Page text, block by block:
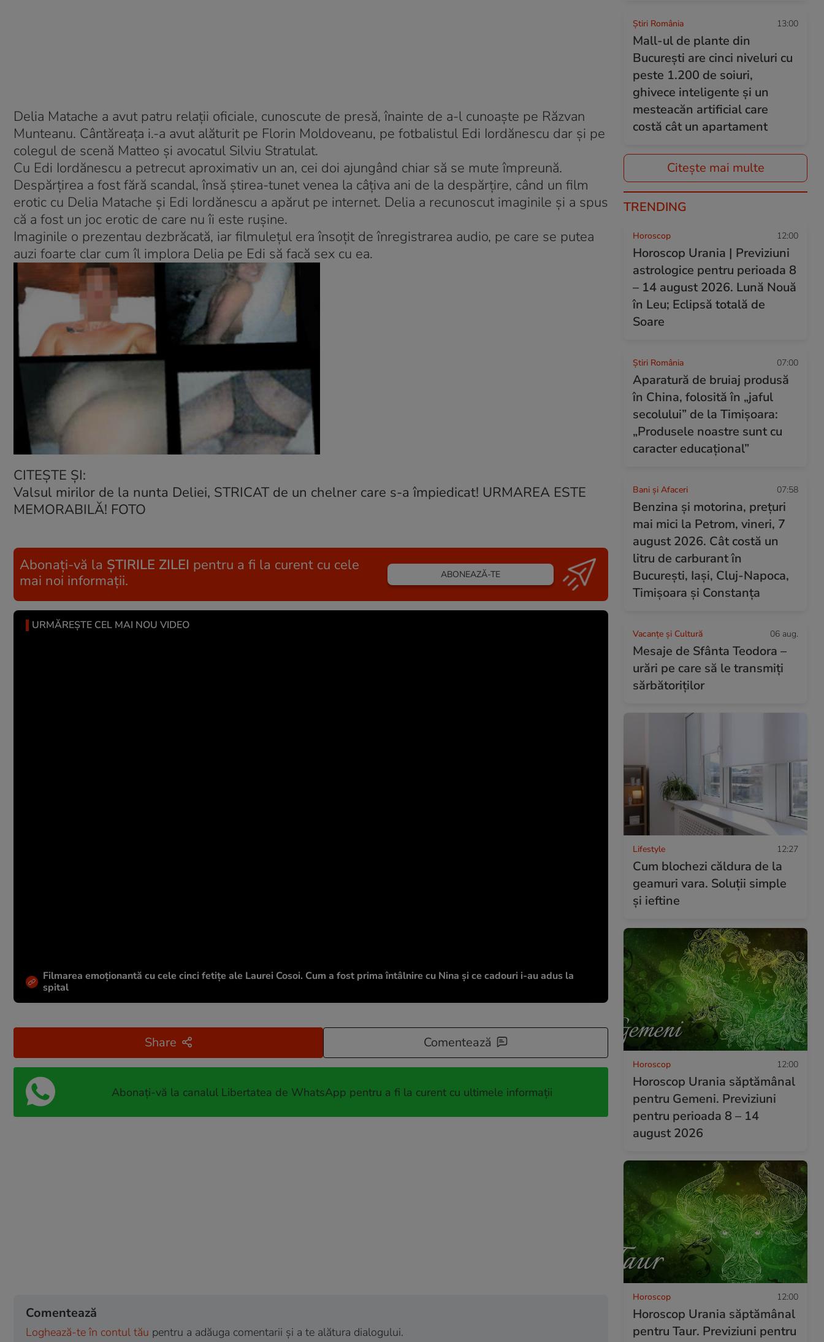
Delia Matache a avut patru relaţii oficiale, cunoscute de presă, înainte de a-l cunoaşte pe Răzvan
Munteanu. Cântăreaţa i.-a avut alăturit pe Florin Moldoveanu, pe fotbalistul Edi Iordănescu dar şi pe
colegul de scenă Matteo şi avocatul Silviu Stratulat.
Cu Edi Iordănescu a petrecut aproximativ un an, cei doi ajungând chiar să se mute împreună.
Despărţirea a fost fără scandal, însă ştirea-tunet venea la câţiva ani de la despărţire, când un film
erotic cu Delia Matache şi Edi Iordănescu a apărut pe internet. Delia a recunoscut imaginile şi a spus
că a fost un joc erotic de care nu îi este ruşine.
Imaginile o prezentau dezbrăcată, iar filmuleţul era însoţit de înregistrarea audio, pe care se putea
auzi foarte clar cum îl implora Delia pe Edi să facă sex cu ea.
CITEŞTE ŞI:
Valsul mirilor de la nunta Deliei, STRICAT de un chelner care s-a împiedicat! URMAREA ESTE
MEMORABILĂ! FOTO
Abonați-vă la ȘTIRILE ZILEI pentru a fi la curent cu cele
mai noi informații.
ABONEAZĂ-TE
URMĂREȘTE CEL MAI NOU VIDEO
Filmarea emoționantă cu cele cinci fetițe ale Laurei Cosoi. Cum a fost prima întâlnire cu Nina și ce cadouri i-au adus la
spital
Share Comentează
Abonați-vă la canalul Libertatea de WhatsApp pentru a fi la curent cu ultimele informații
Comentează
Loghează-te în contul tău pentru a adăuga comentarii și a te alătura dialogului.
Știri România 13:00
Mall-ul de plante din
București are cinci niveluri cu
peste 1.200 de soiuri,
ghivece inteligente și un
mesteacăn artificial care
costă cât un apartament
Citește mai multe
TRENDING
Horoscop 12:00
Horoscop Urania | Previziuni
astrologice pentru perioada 8
– 14 august 2026. Lună Nouă
în Leu; Eclipsă totală de
Soare
Știri România 07:00
Aparatură de bruiaj produsă
în China, folosită în „jaful
secolului” de la Timișoara:
„Produsele noastre sunt cu
caracter educațional”
Bani și Afaceri 07:58
Benzina și motorina, prețuri
mai mici la Petrom, vineri, 7
august 2026. Cât costă un
litru de carburant în
București, Iași, Cluj-Napoca,
Timișoara și Constanța
Vacanțe și Cultură 06 aug.
Mesaje de Sfânta Teodora –
urări pe care să le transmiți
sărbătoriților
Lifestyle 12:27
Cum blochezi căldura de la
geamuri vara. Soluții simple
și ieftine
Horoscop 12:00
Horoscop Urania săptămânal
pentru Gemeni. Previziuni
pentru perioada 8 – 14
august 2026
Horoscop 12:00
Horoscop Urania săptămânal
pentru Taur. Previziuni pentru